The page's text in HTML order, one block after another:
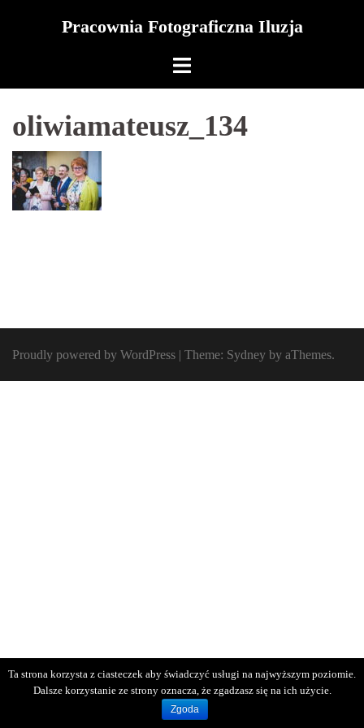
Pracownia Fotograficzna Iluzja
oliwiamateusz_134
Proudly powered by WordPress | Theme: Sydney by aThemes.
Ta strona korzysta z ciasteczek aby świadczyć usługi na najwyższym poziomie.
Dalsze korzystanie ze strony oznacza, że zgadzasz się na ich użycie.
Zgoda